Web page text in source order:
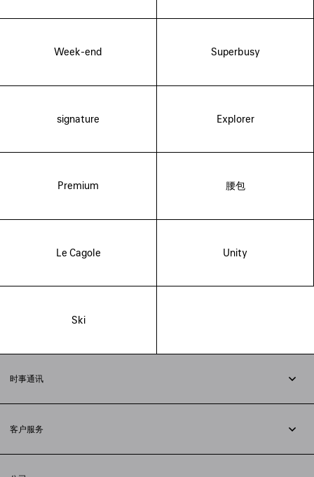
Week-end Superbusy
signature Explorer
Premium 腰包
Le Cagole Unity
Ski
时事通讯
客户服务